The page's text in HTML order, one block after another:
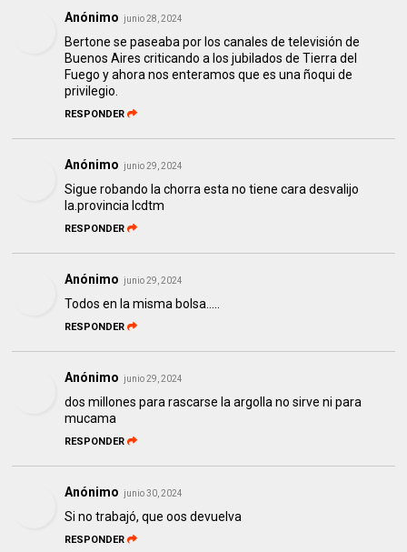
Anónimo junio 28, 2024
Bertone se paseaba por los canales de televisión de
Buenos Aires criticando a los jubilados de Tierra del
Fuego y ahora nos enteramos que es una ñoqui de
privilegio.
RESPONDER
Anónimo junio 29, 2024
Sigue robando la chorra esta no tiene cara desvalijo
la.provincia lcdtm
RESPONDER
Anónimo junio 29, 2024
Todos en la misma bolsa.....
RESPONDER
Anónimo junio 29, 2024
dos millones para rascarse la argolla no sirve ni para
mucama
RESPONDER
Anónimo junio 30, 2024
Si no trabajó, que oos devuelva
RESPONDER